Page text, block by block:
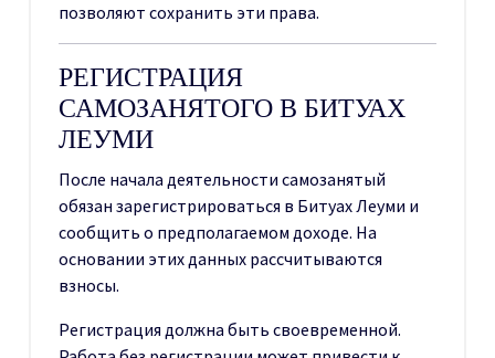
позволяют сохранить эти права.
РЕГИСТРАЦИЯ
САМОЗАНЯТОГО В БИТУАХ
ЛЕУМИ
После начала деятельности самозанятый
обязан зарегистрироваться в Битуах Леуми и
сообщить о предполагаемом доходе. На
основании этих данных рассчитываются
взносы.
Регистрация должна быть своевременной.